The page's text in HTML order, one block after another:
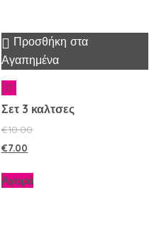
Προσθήκη στα
Αγαπημένα
Σετ 3 καλτσες
€10.00
€7.00
Αγορά